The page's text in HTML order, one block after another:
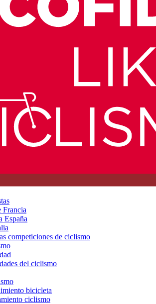
Francia
España
competiciones de ciclismo
del ciclismo
bicicleta
ciclismo